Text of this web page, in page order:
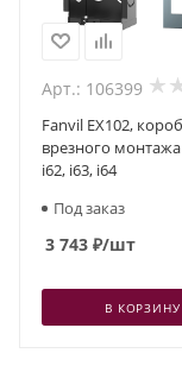
Арт.: 106399
Fanvil EX102,
врезного
i62, i63, i64
Под заказ
3 743 ₽/шт
В КОРЗИНУ